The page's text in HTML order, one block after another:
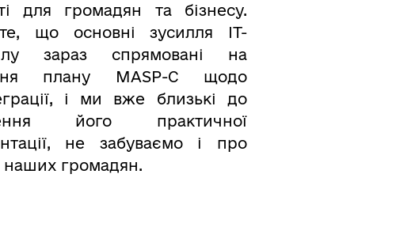
для громадян та бізнесу.
що основні зусилля ІТ-
зараз спрямовані на
плану MASP-C щодо
і ми вже близькі до
його практичної
не забуваємо і про
наших громадян.